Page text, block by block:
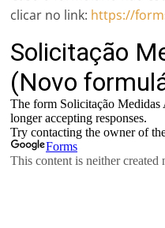
clicar no link: https://